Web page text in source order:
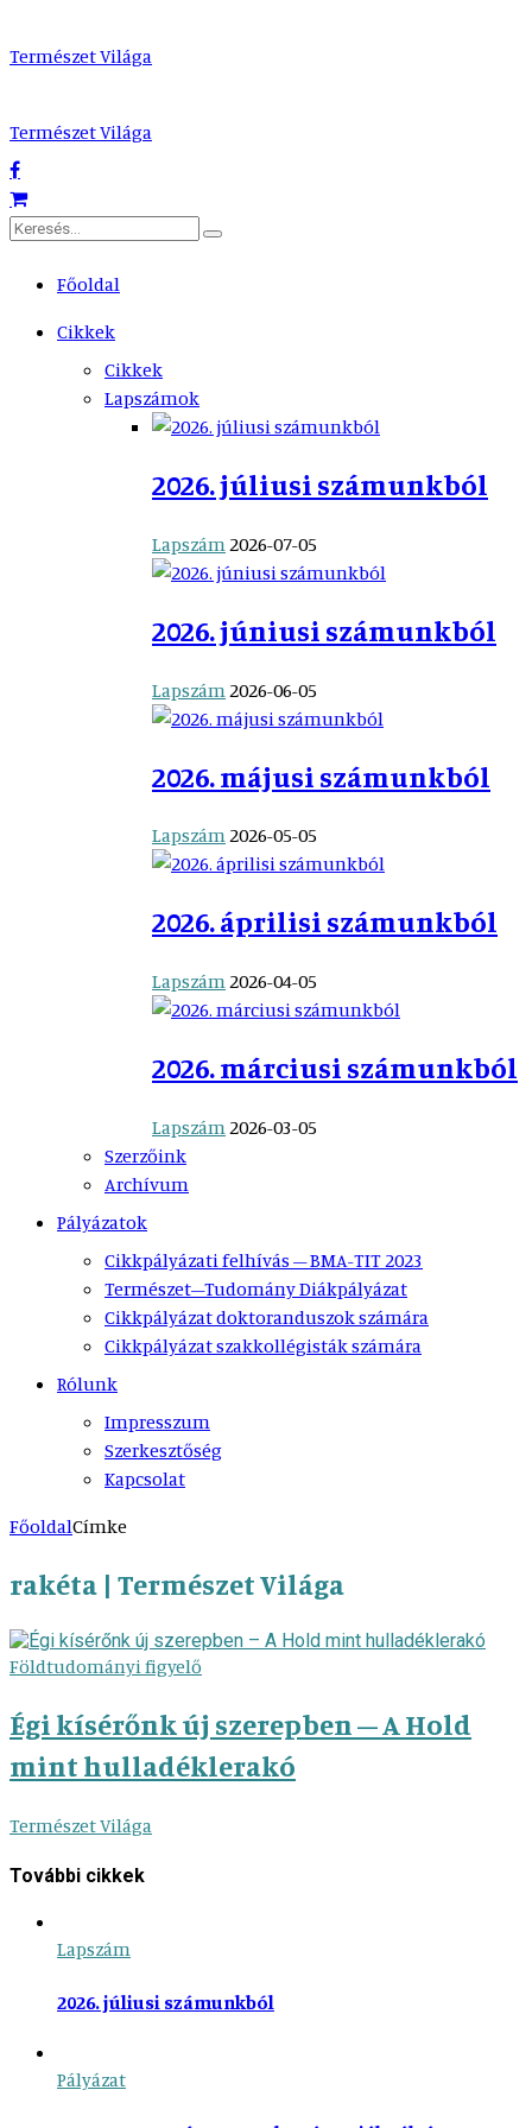
Természet Világa
Természet Világa
Főoldal
Cikkek
Cikkek
Lapszámok
2026. júliusi számunkból
Lapszám 2026-07-05
2026. júniusi számunkból
Lapszám 2026-06-05
2026. májusi számunkból
Lapszám2026-05-05
2026. áprilisi számunkból
Lapszám2026-04-05
2026. márciusi számunkból
Lapszám2026-03-05
Szerzőink
Archívum
Pályázatok
Cikkpályázati felhívás – BMA-TIT 2023
Természet–Tudomány Diákpályázat
Cikkpályázat doktoranduszok számára
Cikkpályázat szakkollégisták számára
Rólunk
Impresszum
Szerkesztőség
Kapcsolat
FőoldalCímke
rakéta | Természet Világa
Földtudományi figyelő
Égi kísérőnk új szerepben – A Hold
mint hulladéklerakó
Természet Világa
További cikkek
Lapszám
2026. júliusi számunkból
Pályázat